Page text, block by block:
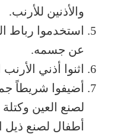
والأذنين للأرنب.
استخدموا رباط
عن جسمه.
اثنوا أذني
أضيفوا شريطاً
لصنع العين
أطفال لصنع ذيل